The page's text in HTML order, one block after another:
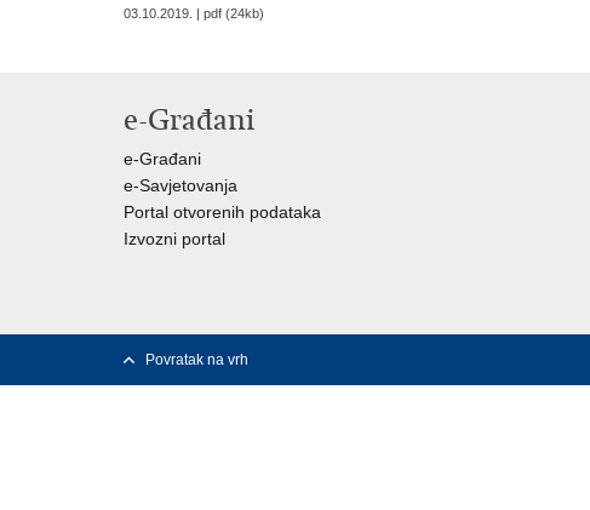
03.10.2019. | pdf (24kb)
e-Građani
e-Građani
e-Savjetovanja
Portal otvorenih podataka
Izvozni portal
Povratak na vrh